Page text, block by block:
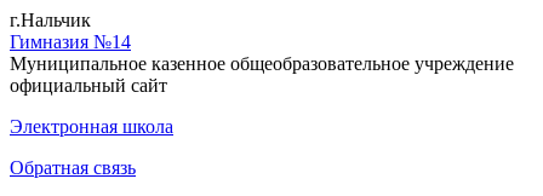
г.Нальчик
Гимназия №14
Муниципальное казенное общеобразовательное учреждение
официальный сайт
Электронная школа
Обратная связь